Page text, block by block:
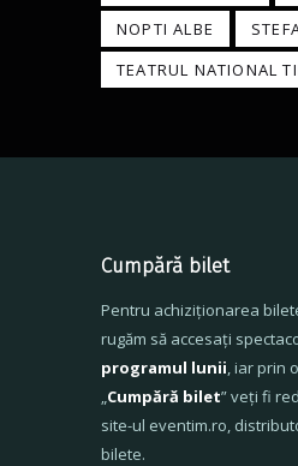
NOPTI ALBE
TEATRUL NATIONAL
Cumpără bilet
Pentru achiziționarea
rugăm să accesați
programul lunii, iar prin
„Cumpără bilet” veți fi
site-ul eventim.ro,
bilete.